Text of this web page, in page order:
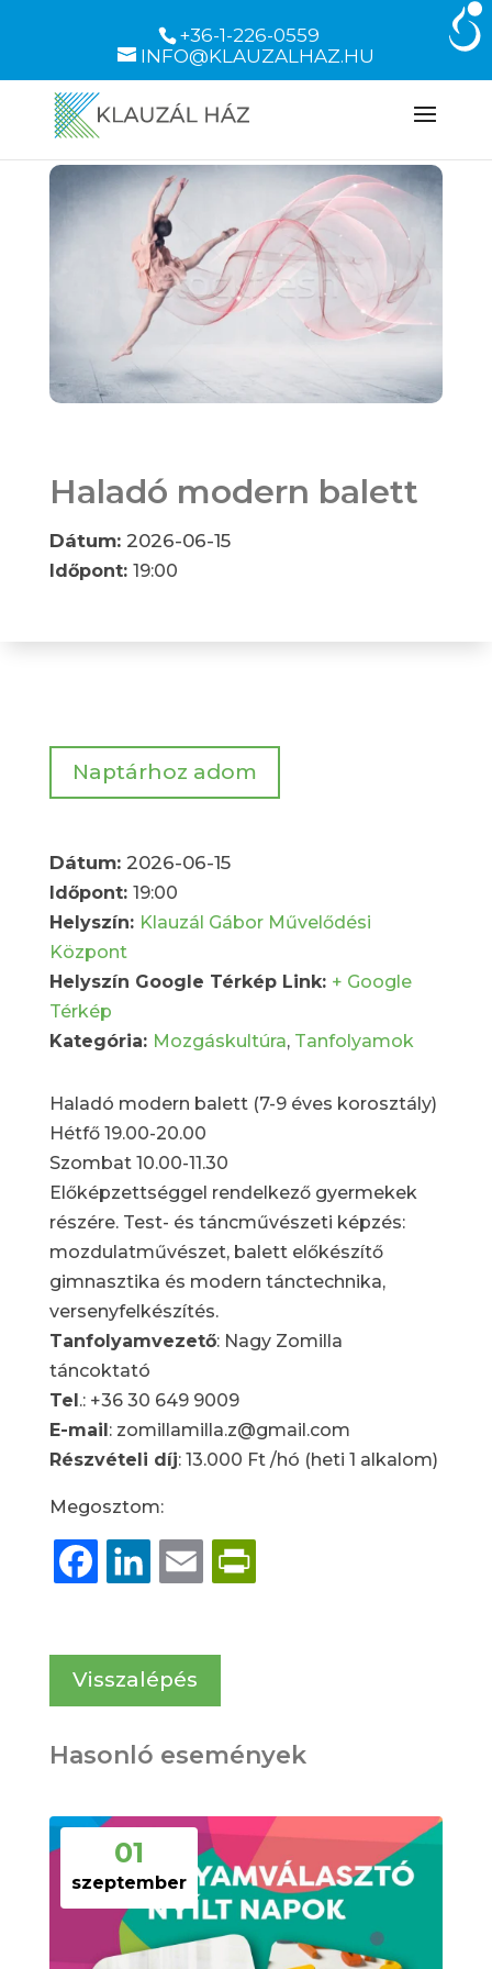
+36-1-226-0559
INFO@KLAUZALHAZ.HU
Haladó modern balett
Dátum: 2026-06-15
Időpont: 19:00
Naptárhoz adom
Dátum: 2026-06-15
Időpont: 19:00
Helyszín: Klauzál Gábor Művelődési
Központ
Helyszín Google Térkép Link: + Google
Térkép
Kategória: Mozgáskultúra, Tanfolyamok
Haladó modern balett (7-9 éves korosztály)
Hétfő 19.00-20.00
Szombat 10.00-11.30
Előképzettséggel rendelkező gyermekek
részére. Test- és táncművészeti képzés:
mozdulatművészet, balett előkészítő
gimnasztika és modern tánctechnika,
versenyfelkészítés.
Tanfolyamvezető: Nagy Zomilla
táncoktató
Tel.: +36 30 649 9009
E-mail: zomillamilla.z@gmail.com
Részvételi díj: 13.000 Ft /hó (heti 1 alkalom)
Megosztom:
FacebookLinkedInEmail
Visszalépés
Hasonló események
01
szeptember